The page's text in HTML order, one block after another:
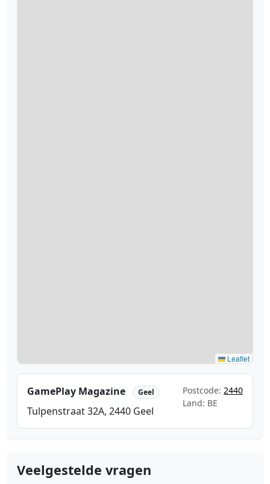
Leaflet
GamePlay Magazine Geel
Tulpenstraat 32A, 2440 Geel
Postcode: 2440
Land: BE
Veelgestelde vragen